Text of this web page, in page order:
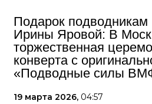
Подарок подводникам
Ирины Яровой: В
торжественная
конверта с
«Подводные силы
19 марта 2026, 04:57